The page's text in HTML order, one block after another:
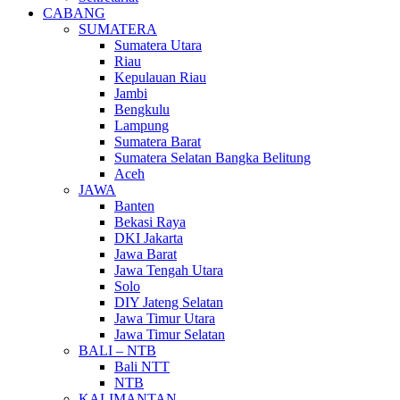
CABANG
SUMATERA
Sumatera Utara
Riau
Kepulauan Riau
Jambi
Bengkulu
Lampung
Sumatera Barat
Sumatera Selatan Bangka Belitung
Aceh
JAWA
Banten
Bekasi Raya
DKI Jakarta
Jawa Barat
Jawa Tengah Utara
Solo
DIY Jateng Selatan
Jawa Timur Utara
Jawa Timur Selatan
BALI – NTB
Bali NTT
NTB